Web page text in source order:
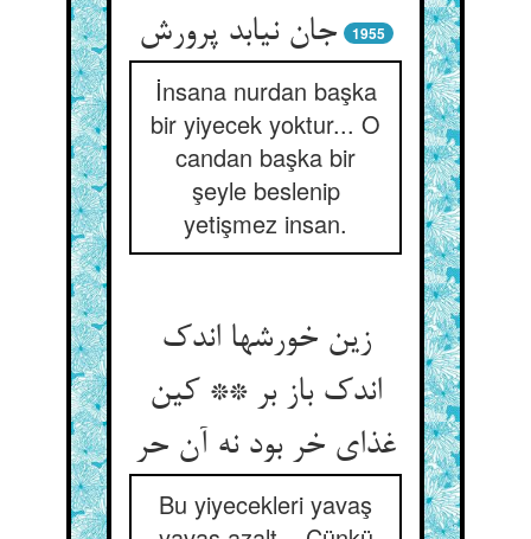
جان نیابد پرورش
1955
İnsana nurdan başka
bir yiyecek yoktur... O
candan başka bir
şeyle beslenip
yetişmez insan.
زین خورشها اندک
اندک باز بر ** کین
غذای خر بود نه آن حر
Bu yiyecekleri yavaş